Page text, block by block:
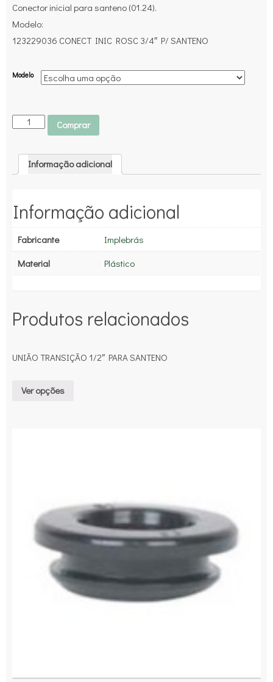
Conector inicial para santeno (01.24).
Modelo:
123229036 CONECT INIC ROSC 3/4″ P/ SANTENO
Modelo
Comprar
Informação adicional
Informação adicional
Fabricante
Implebrás
Material
Plástico
Produtos relacionados
UNIÃO TRANSIÇÃO 1/2″ PARA SANTENO
Ver opções